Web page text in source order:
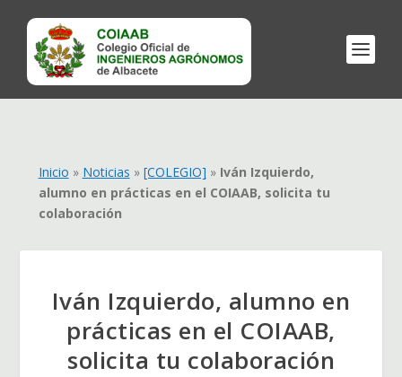
Inicio » Noticias » [COLEGIO] » Iván Izquierdo,
alumno en prácticas en el COIAAB, solicita tu
colaboración
Iván Izquierdo, alumno en
prácticas en el COIAAB,
solicita tu colaboración